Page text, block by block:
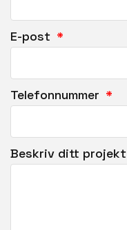
E-post
Telefonnummer
Beskriv ditt projekt